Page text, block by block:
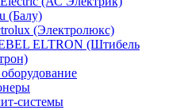
(Балу)
(Электролюкс)
ELTRON (Штибель
системы